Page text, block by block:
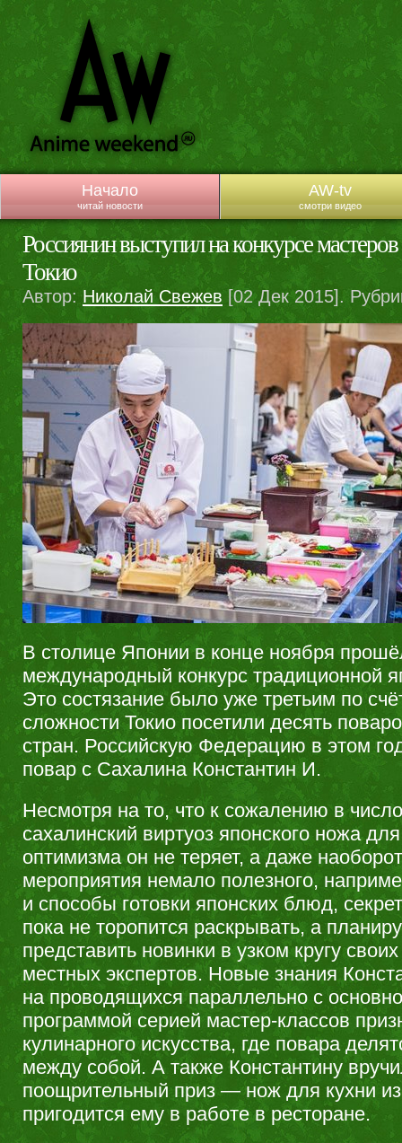
Начало
читай новости
AW-tv
смотри видео
Россиянин выступил на конкурсе
Токио
Автор: Николай Свежев [02 Дек 2015].
В столице Японии в конце ноября
международный конкурс традиционной
Это состязание было уже третьим по
сложности Токио посетили десять
стран. Российскую Федерацию в этом
повар с Сахалина Константин И.
Несмотря на то, что к сожалению в
сахалинский виртуоз японского ножа
оптимизма он не теряет, а даже
мероприятия немало полезного,
и способы готовки японских блюд,
пока не торопится раскрывать, а
представить новинки в узком кругу
местных экспертов. Новые знания
на проводящихся параллельно с
программой серией мастер-классов
кулинарного искусства, где повара
между собой. А также Константину
поощрительный приз — нож для кухни
пригодится ему в работе в ресторане.